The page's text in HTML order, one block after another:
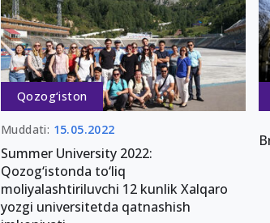
Qozog‘iston
Muddati: 15.05.2022
Summer University 2022:
Qozog‘istonda to‘liq
moliyalashtiriluvchi 12 kunlik Xalqaro
yozgi universitetda qatnashish